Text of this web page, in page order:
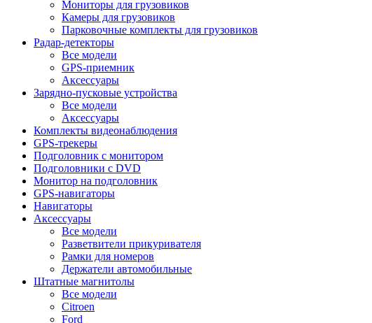
Мониторы для грузовиков
Камеры для грузовиков
Парковочные комплекты для грузовиков
Радар-детекторы
Все модели
GPS-приемник
Аксессуары
Зарядно-пусковые устройства
Все модели
Аксессуары
Комплекты видеонаблюдения
GPS-трекеры
Подголовник с монитором
Подголовники с DVD
Монитор на подголовник
GPS-навигаторы
Навигаторы
Аксессуары
Все модели
Разветвители прикуривателя
Рамки для номеров
Держатели автомобильные
Штатные магнитолы
Все модели
Citroen
Ford